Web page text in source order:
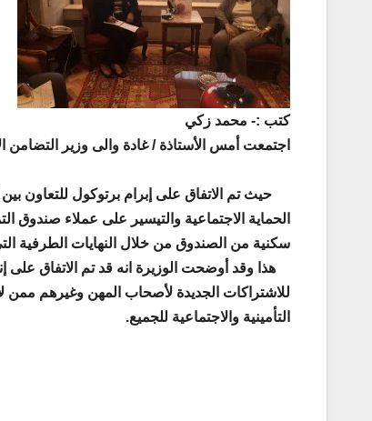
كتب :- محمد زكي
اجتمعت أمس الأستاذة / غادة والى وزير
حيث تم الاتفاق على إبرام برتوكول للتعاون
الحماية الاجتماعية والتيسير على عملاء
سكنية من الصندوق من خلال النهايات الطرفية
هذا وقد أوضحت الوزيرة انه قد تم الاتفاق على
للاشتراكات الجديدة لأصحاب المهن وغيرهم ممن
التأمينية والاجتماعية للجميع.